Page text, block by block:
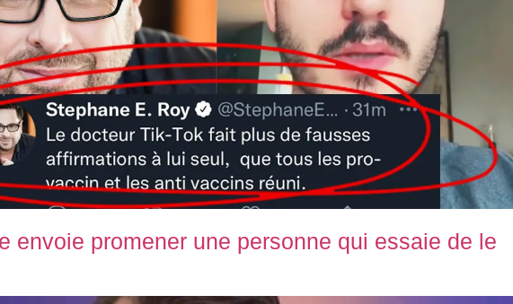
envoie promener une personne qui essaie de le